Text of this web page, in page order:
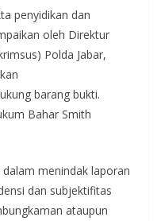
penyidikan dan
oleh Direktur
Polda Jabar,
barang bukti.
Bahar Smith
menindak laporan
dan subjektifitas
ataupun